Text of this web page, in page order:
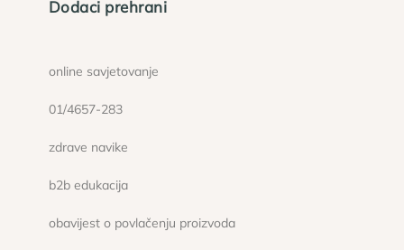
Dodaci prehrani
online savjetovanje
01/4657-283
zdrave navike
b2b edukacija
obavijest o povlačenju proizvoda